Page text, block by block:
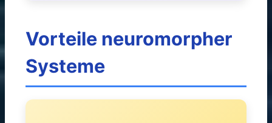
Vorteile neuromorpher
Systeme